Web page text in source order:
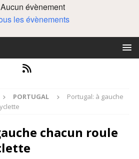
Aucun évènement
les évènements
PORTUGAL
Portugal: à gauche
chacun roule